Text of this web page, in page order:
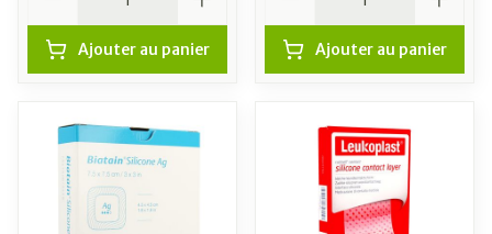
Ajouter au panier Ajouter au panier